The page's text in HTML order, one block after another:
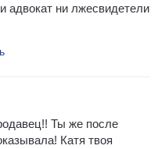
адвокат ни лжесвидетели
Ты же после
Катя твоя